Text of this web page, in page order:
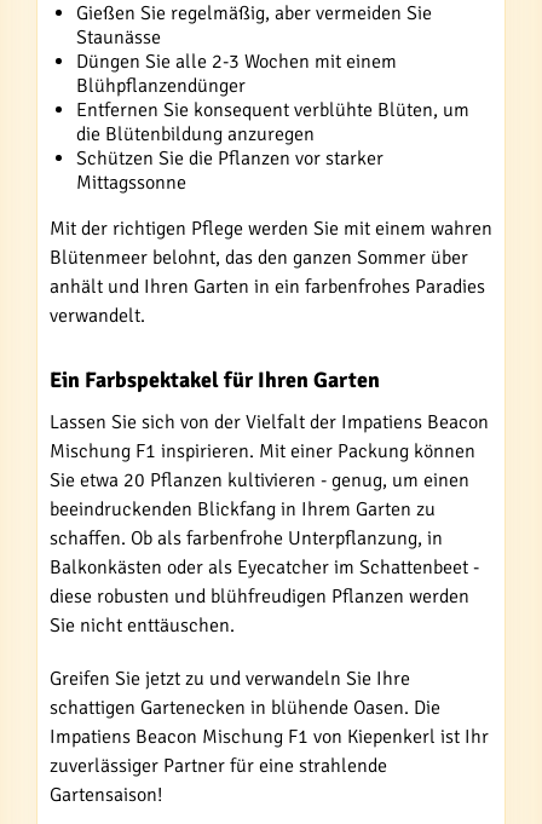
Gießen Sie regelmäßig, aber vermeiden Sie
Staunässe
Düngen Sie alle 2-3 Wochen mit einem
Blühpflanzendünger
Entfernen Sie konsequent verblühte Blüten, um
die Blütenbildung anzuregen
Schützen Sie die Pflanzen vor starker
Mittagssonne
Mit der richtigen Pflege werden Sie mit einem wahren
Blütenmeer belohnt, das den ganzen Sommer über
anhält und Ihren Garten in ein farbenfrohes Paradies
verwandelt.
Ein Farbspektakel für Ihren Garten
Lassen Sie sich von der Vielfalt der Impatiens Beacon
Mischung F1 inspirieren. Mit einer Packung können
Sie etwa 20 Pflanzen kultivieren - genug, um einen
beeindruckenden Blickfang in Ihrem Garten zu
schaffen. Ob als farbenfrohe Unterpflanzung, in
Balkonkästen oder als Eyecatcher im Schattenbeet -
diese robusten und blühfreudigen Pflanzen werden
Sie nicht enttäuschen.
Greifen Sie jetzt zu und verwandeln Sie Ihre
schattigen Gartenecken in blühende Oasen. Die
Impatiens Beacon Mischung F1 von Kiepenkerl ist Ihr
zuverlässiger Partner für eine strahlende
Gartensaison!